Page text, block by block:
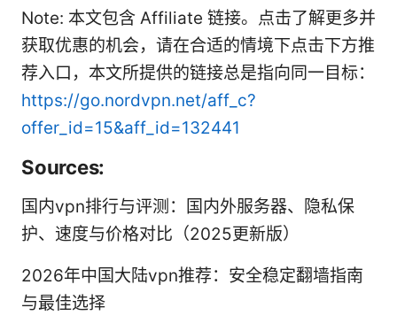
Note: 本文包含 Affiliate 链接。点击了解更多并
获取优惠的机会，请在合适的情境下点击下方推
荐入口，本文所提供的链接总是指向同一目标：
https://go.nordvpn.net/aff_c?
offer_id=15&aff_id=132441
Sources:
国内vpn排行与评测：国内外服务器、隐私保
护、速度与价格对比（2025更新版）
2026年中国大陆vpn推荐：安全稳定翻墙指南
与最佳选择